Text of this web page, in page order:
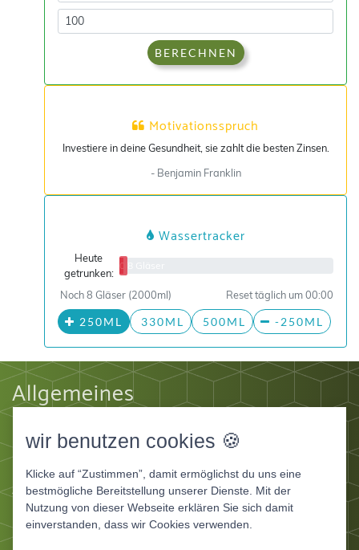
BERECHNEN
Motivationsspruch
Investiere in deine Gesundheit, sie zahlt die besten Zinsen.
- Benjamin Franklin
Wassertracker
Heute
getrunken:
0/8 Gläser
Noch 8 Gläser (2000ml) Reset täglich um 00:00
250ML 330ML 500ML -250ML
Allgemeines
Datenschutz
Apps
Ernährungstagebuch Deluxe
wir benutzen cookies 🍪
Klicke auf “Zustimmen”, damit ermöglichst du uns eine
bestmögliche Bereitstellung unserer Dienste. Mit der
Nutzung von dieser Webseite erklären Sie sich damit
einverstanden, dass wir Cookies verwenden.